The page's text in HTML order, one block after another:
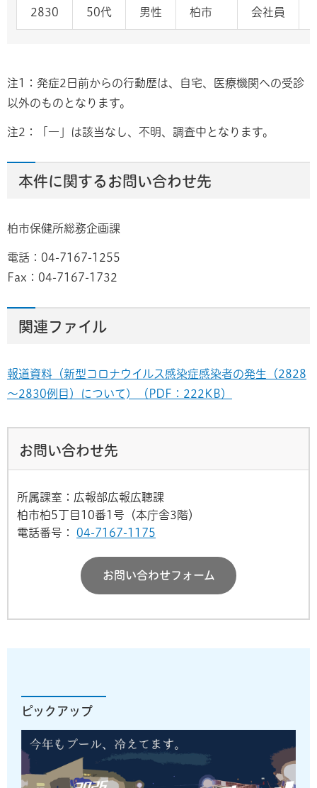
2830 50代 男性 柏市 会社員
注1：発症2日前からの行動歴は、自宅、医療機関への受診
以外のものとなります。
注2：「―」は該当なし、不明、調査中となります。
本件に関するお問い合わせ先
柏市保健所総務企画課
電話：04-7167-1255
Fax：04-7167-1732
関連ファイル
報道資料（新型コロナウイルス感染症感染者の発生（2828
～2830例目）について) （PDF：222KB）
お問い合わせ先
所属課室：広報部広報広聴課
柏市柏5丁目10番1号（本庁舎3階）
電話番号：
04-7167-1175
お問い合わせフォーム
ピックアップ